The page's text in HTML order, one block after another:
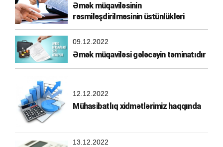
Əmək müqaviləsinin
rəsmiləşdirilməsinin üstünlükləri
09.12.2022
Əmək müqaviləsi gələcəyin təminatıdır
12.12.2022
Mühasibatlıq xidmətlərimiz haqqında
13.12.2022